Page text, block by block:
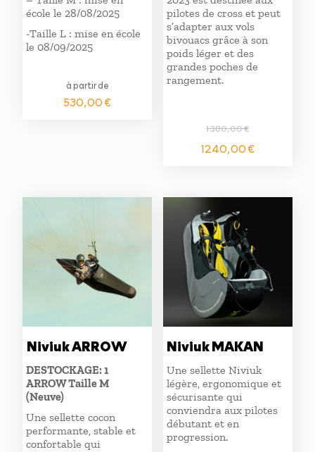
école le 28/08/2025
-Taille L : mise en école
le 08/09/2025
à partir de
530,00€
pilotes de cross et peut
s’adapter aux vols
bivouacs grâce à son
poids léger et des
grandes poches de
rangement.
1380,00€
Le
était :
1380,00 €.
1240,00€Le
est :
Niviuk ARROW
DESTOCKAGE: 1
ARROW Taille M
(Neuve)
Une sellette cocon
performante, stable et
confortable qui
Niviuk MAKAN
Une sellette Niviuk
légère, ergonomique et
sécurisante qui
conviendra aux pilotes
débutant et en
progression.